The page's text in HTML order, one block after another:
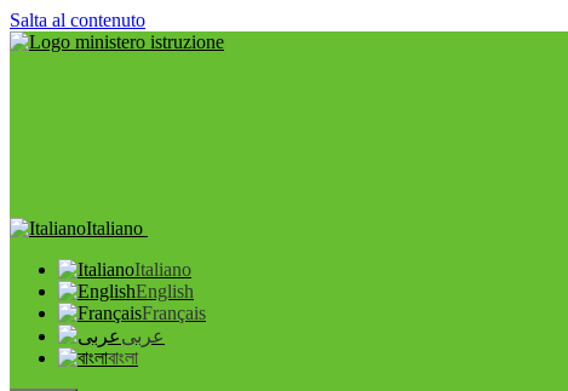
Salta al contenuto
Italiano
Italiano
English
Français
عربى
বাংলা